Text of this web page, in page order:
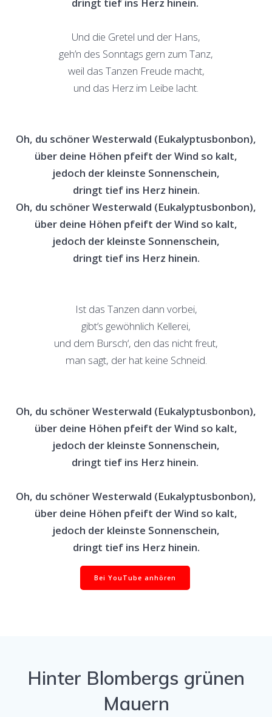
Und die Gretel und der Hans,
geh’n des Sonntags gern zum Tanz,
weil das Tanzen Freude macht,
und das Herz im Leibe lacht.
Oh, du schöner Westerwald (Eukalyptusbonbon),
über deine Höhen pfeift der Wind so kalt,
jedoch der kleinste Sonnenschein,
dringt tief ins Herz hinein.
Oh, du schöner Westerwald (Eukalyptusbonbon),
über deine Höhen pfeift der Wind so kalt,
jedoch der kleinste Sonnenschein,
dringt tief ins Herz hinein.
Ist das Tanzen dann vorbei,
gibt’s gewöhnlich Kellerei,
und dem Bursch‘, den das nicht freut,
man sagt, der hat keine Schneid.
Oh, du schöner Westerwald (Eukalyptusbonbon),
über deine Höhen pfeift der Wind so kalt,
jedoch der kleinste Sonnenschein,
dringt tief ins Herz hinein.
Oh, du schöner Westerwald (Eukalyptusbonbon),
über deine Höhen pfeift der Wind so kalt,
jedoch der kleinste Sonnenschein,
dringt tief ins Herz hinein.
Bei YouTube anhören
Hinter Blombergs grünen
Mauern